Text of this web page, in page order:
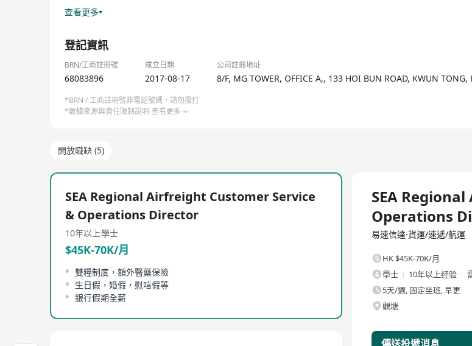
物流服務成就客戶最大價值，為電商賣家、生產貿易類企業提供高效可靠的全球運力解決方案。
國際空運貨運量高達30萬噸。公司自主研發訂艙、運力、報價及轉運系統，以技術賦能智慧物流。
Driven to Deliver，易速信達，讓全球貨物運輸更安全、更便捷、更智慧！
查看更多
登記資訊
BRN/工商註冊號 成立日期 公司註冊地址
68083896 2017-08-17 8/F, MG TOWER, OFFICE A,, 133 HOI BUN ROAD, KWUN
*BRN / 工商註冊號非電話號碼，請勿撥打
*數據來源與責任限制說明 查看更多
開放職缺 (5)
SEA Regional Airfreight Customer Service
& Operations Director
10年以上學士
$45K-70K/月
雙糧制度，額外醫藥保險
生日假，婚假，慰唁假等
銀行假期全薪
SEA
Operations
易速信達·貨運/速遞/航運
HK $45K-70K/月
學士
10年以上经验
5天/週, 固定坐班, 早更
觀塘